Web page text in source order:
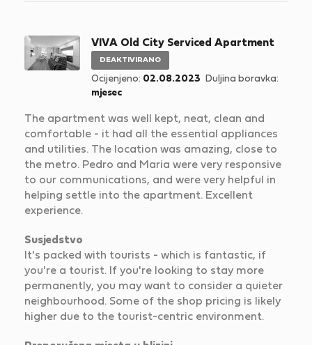
VIVA Old City Serviced Apartment
DEAKTIVIRANO
Ocijenjeno: 02.08.2023
Duljina boravka:
mjesec
The apartment was well kept, neat, clean and
comfortable - it had all the essential appliances
and utilities. The location was amazing, close to
the metro. Pedro and Maria were very responsive
to our communications, and were very helpful in
helping settle into the apartment. Excellent
experience.
Susjedstvo
It's packed with tourists - which is fantastic, if
you're a tourist. If you're looking to stay more
permanently, you may want to consider a quieter
neighbourhood. Some of the shop pricing is likely
higher due to the tourist-centric environment.